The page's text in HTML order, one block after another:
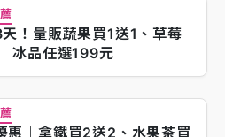
！量販蔬果買1送1、草莓
冰品任選199元
惠｜拿鐵買2送2、水果茶買